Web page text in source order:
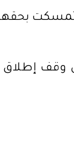
تمسكت
إطلاق